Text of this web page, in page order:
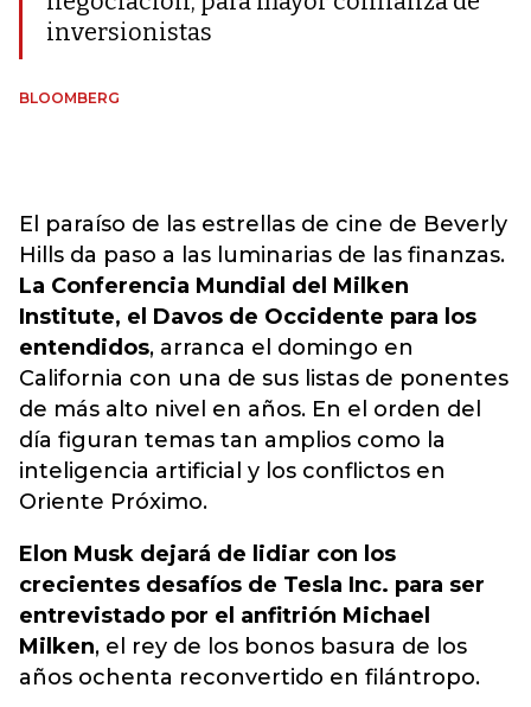
inversionistas
BLOOMBERG
El paraíso de las estrellas de cine de Beverly
Hills da paso a las luminarias de las finanzas.
La Conferencia Mundial del Milken
Institute, el Davos de Occidente para los
entendidos, arranca el domingo en
California con una de sus listas de ponentes
de más alto nivel en años. En el orden del
día figuran temas tan amplios como la
inteligencia artificial y los conflictos en
Oriente Próximo.
Elon Musk dejará de lidiar con los
crecientes desafíos de Tesla Inc. para ser
entrevistado por el anfitrión Michael
Milken, el rey de los bonos basura de los
años ochenta reconvertido en filántropo.